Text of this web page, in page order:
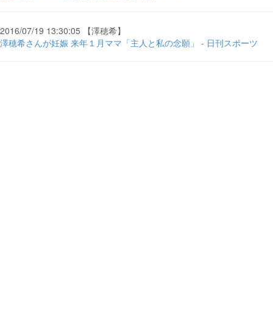
2016/07/19 13:30:05 【澤穂希】
澤穂希さんが妊娠 来年１月ママ「主人と私の念願」 - 日刊スポーツ